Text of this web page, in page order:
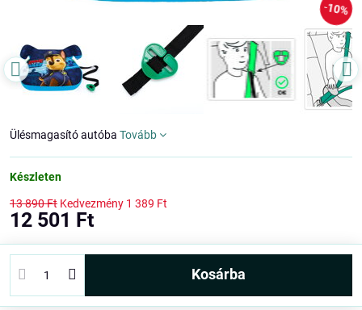
10%
Ülésmagasító autóba Tovább
Készleten
13 890 Ft Kedvezmény 1 389 Ft
12 501 Ft
kosárba